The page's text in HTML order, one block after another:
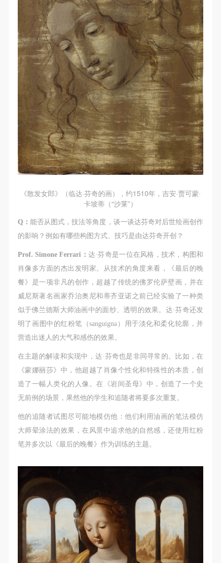
《散发女郎》（临达·芬奇的画），约1510年，吉安·贾可蒙·
卡坡蒂（“沙莱”）
Q： 能否从图式，技法等角度，谈一谈达芬奇对后世绘画创作
的影响？例如有哪些构图方式、技巧是由达芬奇开创？
Prof. Simone Ferrari： 达·芬奇是一位在风格，技术，构图和
肖像多方面的杰出发明家。从技术的角度来看，《最后的晚
餐》是一项非凡的创作，超越了传统的佛罗伦萨壁画，并在
威尼斯著名画家乔治奥尼和蒂齐亚诺之前已经实验了一种类
似于佛兰德斯大师油画中的面纱、透明的效果。达·芬奇还发
明了画图中的红粉笔（sanguigna）用于淡化和柔化轮廓，并
营造出迷人的大气和感伤的效果。
在主题的解读和实现中，达·芬奇也是非同寻常的。比如，在
《蒙娜丽莎》中，他超越了肖像个性化和特殊性的本质，创
造了一幅人类化的人像。在《岩间圣母》中，创造了一个史
无前例的场景，果然他的学生和追随者将要多次重复。
他的追随者试图尽可能地模仿他：他们利用油画的笔法模仿
大师晕涂法的效果，在风景中追求他的自然感，还使用红粉
笔并多次以《最后的晚餐》作为训练的主题。
快捷登录 帐号密码登录
手机号码
发送验证码
手机号码将作为您的登录账号
登录
可使用雅昌艺术网会员账户登录